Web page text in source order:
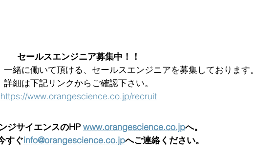
セールスエンジニア募集中！！
緒に働いて頂ける、セールスエンジニアを募集しております。
詳細は下記リンクからご確認下さい。
https://www.orangescience.co.jp/recruit
ジサイエンスのHP www.orangescience.co.jpへ。
すぐinfo@orangescience.co.jpへご連絡ください。